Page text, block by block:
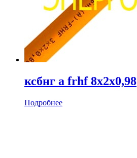
ксбнг а frhf 8х2х0,98
Подробнее